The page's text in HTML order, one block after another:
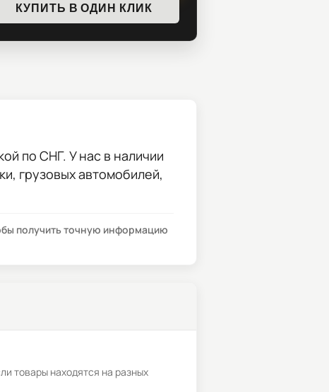
КУПИТЬ В ОДИН КЛИК
по СНГ. У нас в наличии
грузовых автомобилей,
получить точную информацию
товары находятся на разных